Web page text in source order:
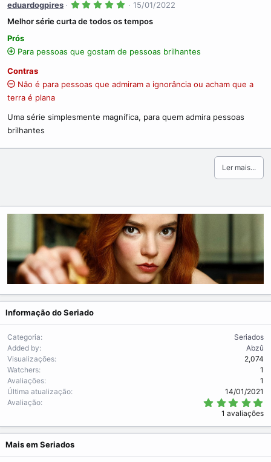
eduardogpires
5
0
0
r
(
s
15/01/2022
Melhor série curta de todos os tempos
Prós
Para pessoas que gostam de pessoas brilhantes
Contras
Não é para pessoas que admiram a ignorância ou acham que a
terra é plana
Uma série simplesmente magnífica, para quem admira pessoas
brilhantes
Ler mais...
Informação do Seriado
Categoria
Seriados
Added by
Abzû
Visualizações
2,074
Watchers
1
Avaliações
1
Última atualização
14/01/2021
Avaliação
0
0
s
1 avaliações
Mais em Seriados